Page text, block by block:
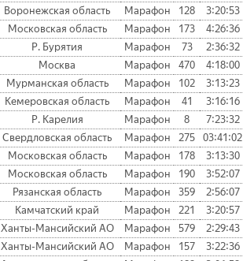
Воронежская область Марафон 128 3:20:53
Московская область Марафон 173 4:26:36
Р. Бурятия Марафон 73 2:36:32
Москва Марафон 470 4:18:00
Мурманская область Марафон 102 3:13:23
Кемеровская область Марафон 41 3:16:16
Р. Карелия Марафон 8 7:23:32
Свердловская область Марафон 275 03:41:02
Московская область Марафон 178 3:13:30
Московская область Марафон 190 3:52:07
Рязанская область Марафон 359 2:56:07
Камчатский край Марафон 221 3:20:57
Ханты-Мансийский АО Марафон 579 2:29:43
Ханты-Мансийский АО Марафон 157 3:22:36